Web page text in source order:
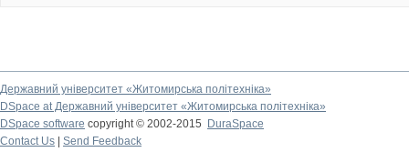
Державний університет «Житомирська політехніка»
DSpace at Державний університет «Житомирська політехніка»
DSpace software copyright © 2002-2015
DuraSpace
Contact Us
Send Feedback